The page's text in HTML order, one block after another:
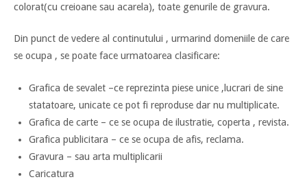
colorat(cu creioane sau acarela), toate genurile de gravura.
Din punct de vedere al continutului , urmarind domeniile de care
se ocupa , se poate face urmatoarea clasificare:
Grafica de sevalet –ce reprezinta piese unice ,lucrari de sine
statatoare, unicate ce pot fi reproduse dar nu multiplicate.
Grafica de carte – ce se ocupa de ilustratie, coperta , revista.
Grafica publicitara – ce se ocupa de afis, reclama.
Gravura – sau arta multiplicarii
Caricatura